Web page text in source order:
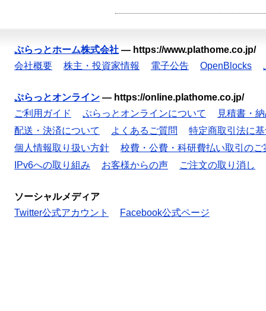
ぷらっとホーム株式会社 — https://www.plathome.co.jp/
会社概要
株主・投資家情報 電子公告 OpenBlocks
ぷらっとオンライン — https://online.plathome.co.jp/
ご利用ガイド
ぷらっとオンラインについて
見積書・
配送・決済について
よくあるご質問
特定商取引法に
個人情報取り扱い方針
校費・公費・科研費払い取引のご
IPv6への取り組み
お客様からの声 ご注文の取り消し
ソーシャルメディア
Twitter公式アカウント
Facebook公式ページ